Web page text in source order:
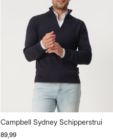
Campbell Sydney Schipperstrui
89,99